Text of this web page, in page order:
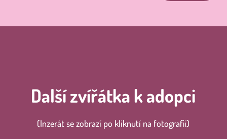
Další zvířátka k adopci
(Inzerát se zobrazí po kliknutí na fotografii)